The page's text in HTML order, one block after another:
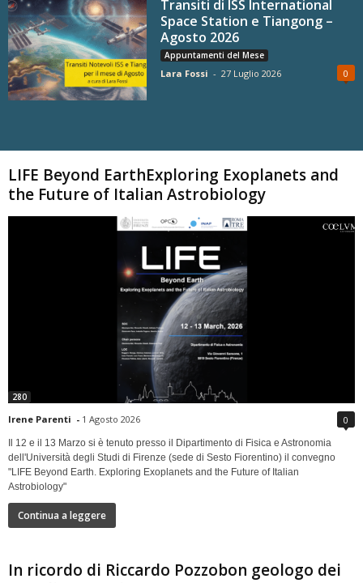
Transiti di ISS International
Space Station e Tiangong –
Agosto 2026
Appuntamenti del Mese
Lara Fossi - 27 Luglio 2026 0
LIFE Beyond EarthExploring Exoplanets and
the Future of Italian Astrobiology
280
Irene Parenti - 1 Agosto 2026 0
Il 12 e il 13 Marzo si è tenuto presso il Dipartimento di Fisica e Astronomia
dell'Università degli Studi di Firenze (sede di Sesto Fiorentino) il convegno
"LIFE Beyond Earth. Exploring Exoplanets and the Future of Italian
Astrobiology"
Continua a leggere
In ricordo di Riccardo Pozzobon geologo dei